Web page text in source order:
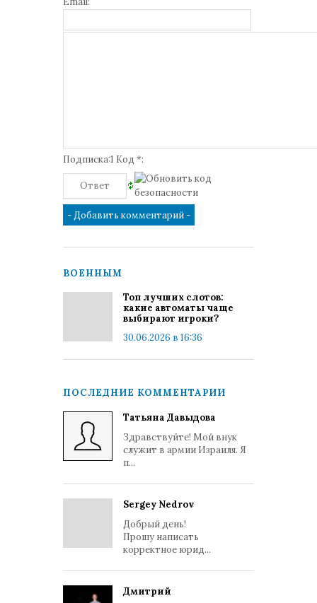
Подписка:1 Код *:
ВОЕННЫМ
Топ лучших слотов:
какие автоматы чаще
выбирают игроки?
30.06.2026 в 16:36
ПОСЛЕДНИЕ КОММЕНТАРИИ
Татьяна Давыдова
Здравствуйте! Мой внук
служит в армии Израиля. Я
п...
Sergey Nedrov
Добрый день!
Прошу написать
корректное юрид...
Дмитрий